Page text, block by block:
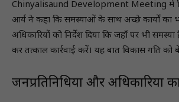
Chinyalisaund Development Meeting में
आर्य ने कहा कि समस्याओं के साथ अच्छे कार्यों का
अधिकारियों को निर्देश दिया कि जहाँ पर भी समस्या
कर तत्काल कार्रवाई करें। यह बात विकास गति को
जनप्रतिनिधियों और अधिकारियों